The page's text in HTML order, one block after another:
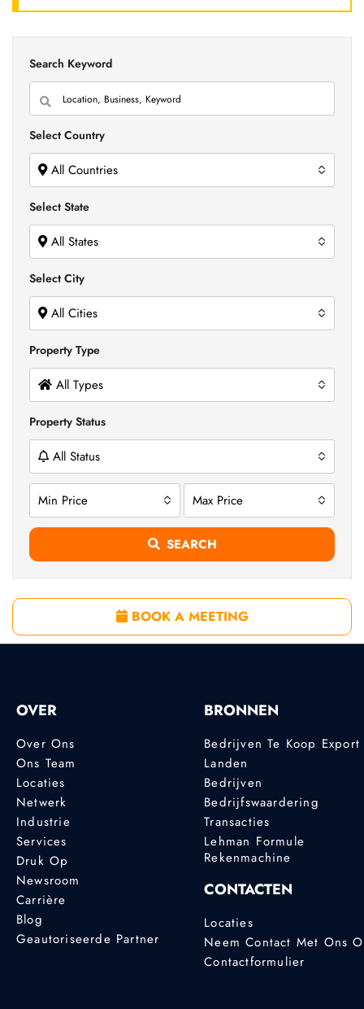
Search Keyword
Select Country
All Countries
Select State
All States
Select City
All Cities
Property Type
All Types
Property Status
All Status
Min Price Max Price
SEARCH
BOOK A MEETING
OVER
Over Ons
Ons Team
Locaties
Netwerk
Industrie
Services
Druk Op
Newsroom
Carrière
Blog
Geautoriseerde Partner
BRONNEN
Bedrijven Te Koop Export
Landen
Bedrijven
Bedrijfswaardering
Transacties
Lehman Formule
Rekenmachine
CONTACTEN
Locaties
Neem Contact Met Ons
Contactformulier